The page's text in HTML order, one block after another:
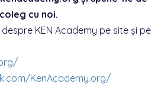
cu noi.
KEN Academy pe site și pe
KenAcademy.org/